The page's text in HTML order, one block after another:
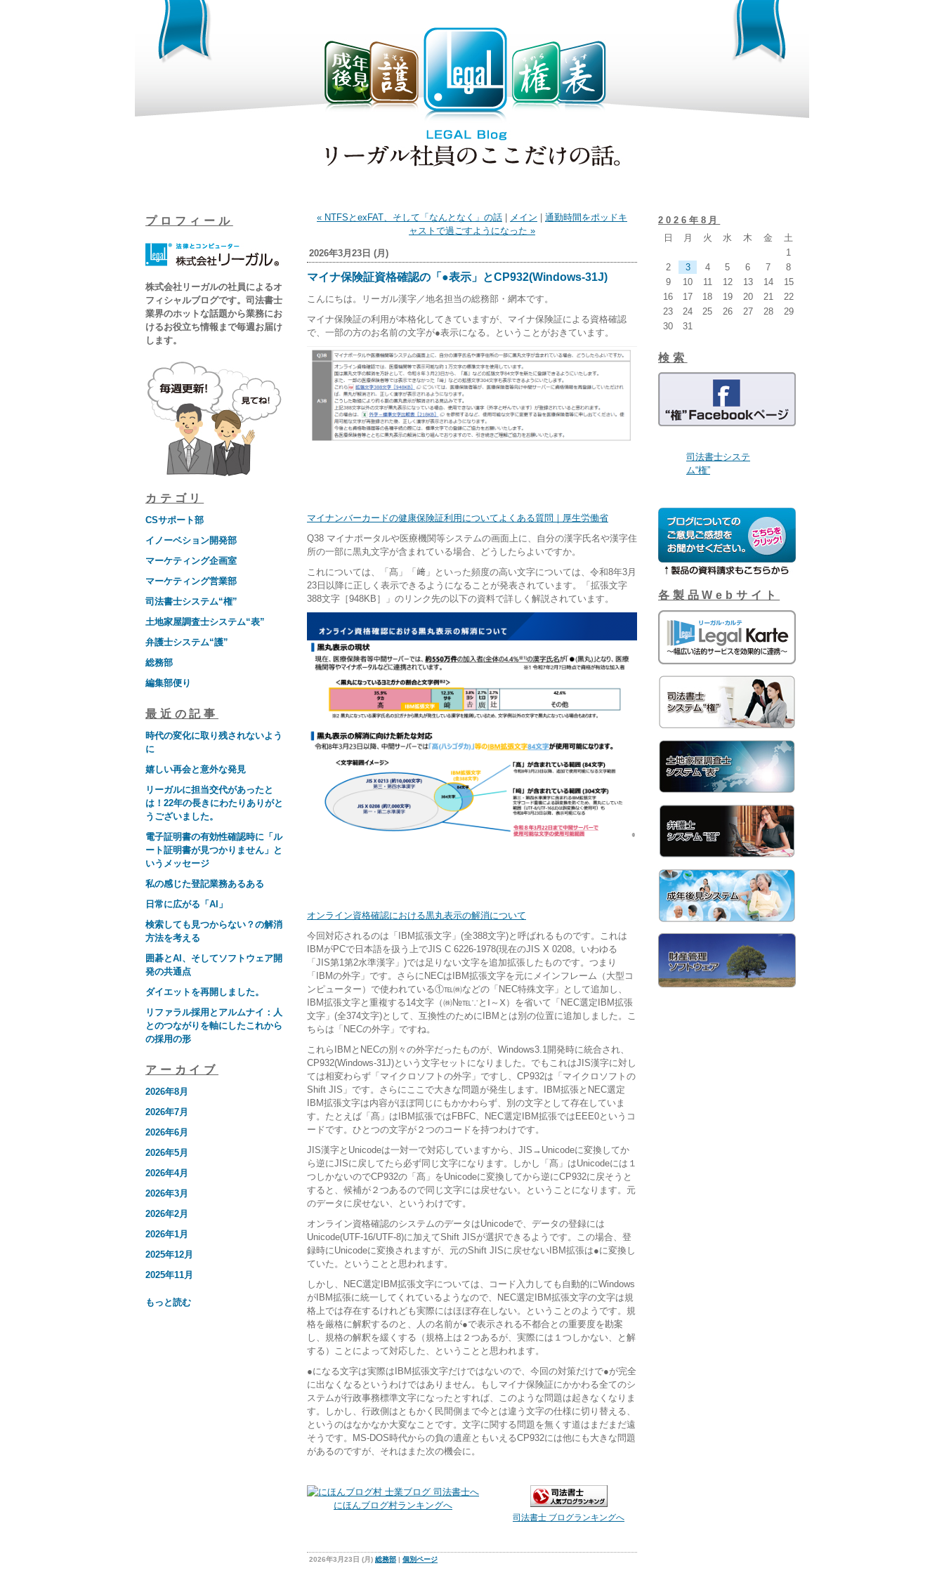
プロフィール
株式会社リーガルの社員によるオ
フィシャルブログです。司法書士
業界のホットな話題から業務にお
けるお役立ち情報まで毎週お届け
します。
カテゴリ
CSサポート部
イノーベション開発部
マーケティング企画室
マーケティング営業部
司法書士システム“権”
土地家屋調査士システム“表”
弁護士システム“護”
総務部
編集部便り
最近の記事
時代の変化に取り残されないよう
に
嬉しい再会と意外な発見
リーガルに担当交代があったと
は！22年の長きにわたりありがと
うございました。
電子証明書の有効性確認時に「ル
ート証明書が見つかりません」と
いうメッセージ
私の感じた登記業務あるある
日常に広がる「AI」
検索しても見つからない？の解消
方法を考える
囲碁とAI、そしてソフトウェア開
発の共通点
ダイエットを再開しました。
リファラル採用とアルムナイ：人
とのつながりを軸にしたこれから
の採用の形
アーカイブ
2026年8月
2026年7月
2026年6月
2026年5月
2026年4月
2026年3月
2026年2月
2026年1月
2025年12月
2025年11月
もっと読む
« NTFSとexFAT、そして「なんとなく」の話 メイン
通勤時間をポッドキ
ャストで過ごすようになった »
2026年3月23日 (月)
マイナ保険証資格確認の「●表示」とCP932(Windows-31J)
こんにちは。リーガル漢字／地名担当の総務部・網本です。
マイナ保険証の利用が本格化してきていますが、マイナ保険証による資格確認
で、一部の方のお名前の文字が●表示になる。ということがおきています。
マイナンバーカードの健康保険証利用についてよくある質問｜厚生労働省
Q38 マイナポータルや医療機関等システムの画面上に、自分の漢字氏名や漢字住
所の一部に黒丸文字が含まれている場合、どうしたらよいですか。
これについては、「髙」「﨑」といった頻度の高い文字については、令和8年3月
23日以降に正しく表示できるようになることが発表されています。「拡張文字
388文字［948KB］」のリンク先の以下の資料で詳しく解説されています。
オンライン資格確認における黒丸表示の解消について
今回対応されるのは「IBM拡張文字」(全388文字)と呼ばれるものです。これは
IBMがPCで日本語を扱う上でJIS C 6226-1978(現在のJIS X 0208。いわゆる
「JIS第1第2水準漢字」)では足りない文字を追加拡張したものです。つまり
「IBMの外字」です。さらにNECはIBM拡張文字を元にメインフレーム（大型コ
ンピューター）で使われている①℡㈱などの「NEC特殊文字」として追加し、
IBM拡張文字と重複する14文字（㈱№℡∵とⅠ～Ⅹ）を省いて「NEC選定IBM拡張
文字」(全374文字)として、互換性のためにIBMとは別の位置に追加しました。こ
ちらは「NECの外字」ですね。
これらIBMとNECの別々の外字だったものが、Windows3.1開発時に統合され、
CP932(Windows-31J)という文字セットになりました。でもこれはJIS漢字に対し
ては相変わらず「マイクロソフトの外字」ですし、CP932は「マイクロソフトの
Shift JIS」です。さらにここで大きな問題が発生します。IBM拡張とNEC選定
IBM拡張文字は内容がほぼ同じにもかかわらず、別の文字として存在していま
す。たとえば「髙」はIBM拡張ではFBFC、NEC選定IBM拡張ではEEE0というコ
ードです。ひとつの文字が２つのコードを持つわけです。
JIS漢字とUnicodeは一対一で対応していますから、JIS→Unicodeに変換してか
ら逆にJISに戻してたら必ず同じ文字になります。しかし「髙」はUnicodeには１
つしかないのでCP932の「髙」をUnicodeに変換してから逆にCP932に戻そうと
すると、候補が２つあるので同じ文字には戻せない。ということになります。元
のデータに戻せない、というわけです。
オンライン資格確認のシステムのデータはUnicodeで、データの登録には
Unicode(UTF-16/UTF-8)に加えてShift JISが選択できるようです。この場合、登
録時にUnicodeに変換されますが、元のShift JISに戻せないIBM拡張は●に変換し
ていた。ということと思われます。
しかし、NEC選定IBM拡張文字については、コード入力しても自動的にWindows
がIBM拡張に統一してくれているようなので、NEC選定IBM拡張文字の文字は規
格上では存在するけれども実際にはほぼ存在しない。ということのようです。規
格を厳格に解釈するのと、人の名前が●で表示される不都合との重要度を勘案
し、規格の解釈を緩くする（規格上は２つあるが、実際には１つしかない、と解
する）ことによって対応した、ということと思われます。
●になる文字は実際はIBM拡張文字だけではないので、今回の対策だけで●が完全
に出なくなるというわけではありません。もしマイナ保険証にかかわる全てのシ
ステムが行政事務標準文字になったとすれば、このような問題は起きなくなりま
す。しかし、行政側はともかく民間側まで今とは違う文字の仕様に切り替える、
というのはなかなか大変なことです。文字に関する問題を無くす道はまだまだ遠
そうです。MS-DOS時代からの負の遺産ともいえるCP932には他にも大きな問題
があるのですが、それはまた次の機会に。
にほんブログ村ランキングへ
司法書士 ブログランキングへ
2026年3月23日 (月) 総務部 | 個別ページ
2026年8月
日
月 火 水 木 金
土
1
2
3 4 5 6 7
8
9
10 11 12 13 14
15
16
17 18 19 20 21
22
23
24 25 26 27 28
29
30
31
検索
司法書士システ
ム“権”
各製品Webサイト